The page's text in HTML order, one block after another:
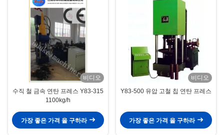
비디오
수직 철 금속 연탄 프레스 Y83-315
1100kg/h
가장 좋은 가격 을 구하라
비디오
Y83-500 유압 고철 칩 연탄 프레스
가장 좋은 가격 을 구하라